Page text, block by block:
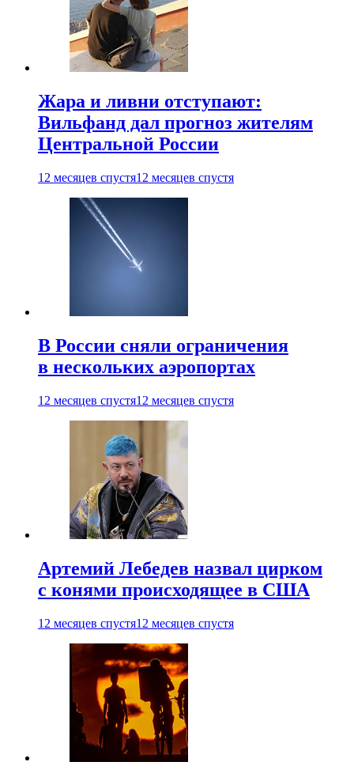
Жара и ливни отступают:
Вильфанд дал прогноз жителям
Центральной России
12 месяцев спустя12 месяцев спустя
В России сняли ограничения
в нескольких аэропортах
12 месяцев спустя12 месяцев спустя
Артемий Лебедев назвал цирком
с конями происходящее в США
12 месяцев спустя12 месяцев спустя